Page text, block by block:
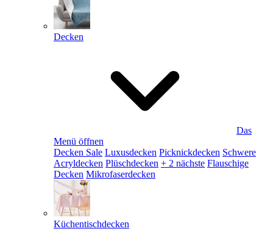
Decken
Das
Menü öffnen
Decken Sale Luxusdecken Picknickdecken Schwere
Acryldecken Plüschdecken + 2 nächste Flauschige
Decken Mikrofaserdecken
Küchentischdecken